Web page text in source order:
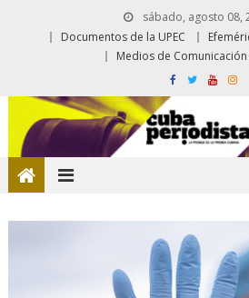
sábado, agosto 08,
Documentos de la UPEC
Medios de Comunicación